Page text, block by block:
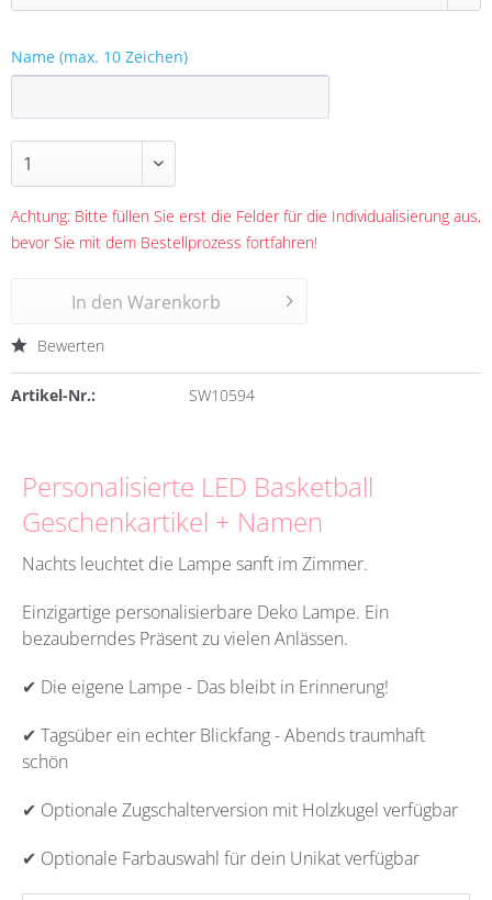
Name (max. 10 Zeichen)
Achtung: Bitte füllen Sie erst die Felder für die Individualisierung aus,
bevor Sie mit dem Bestellprozess fortfahren!
In den Warenkorb
Bewerten
Artikel-Nr.: SW10594
Personalisierte LED Basketball
Geschenkartikel + Namen
Nachts leuchtet die Lampe sanft im Zimmer.
Einzigartige personalisierbare Deko Lampe. Ein
bezauberndes Präsent zu vielen Anlässen.
✔ Die eigene Lampe - Das bleibt in Erinnerung!
✔ Tagsüber ein echter Blickfang - Abends traumhaft
schön
✔ Optionale Zugschalterversion mit Holzkugel verfügbar
✔ Optionale Farbauswahl für dein Unikat verfügbar